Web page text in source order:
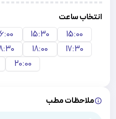
انتخاب ساعت
15:00
15:30
17:30
18:00
20:00
ملاحظات مطب